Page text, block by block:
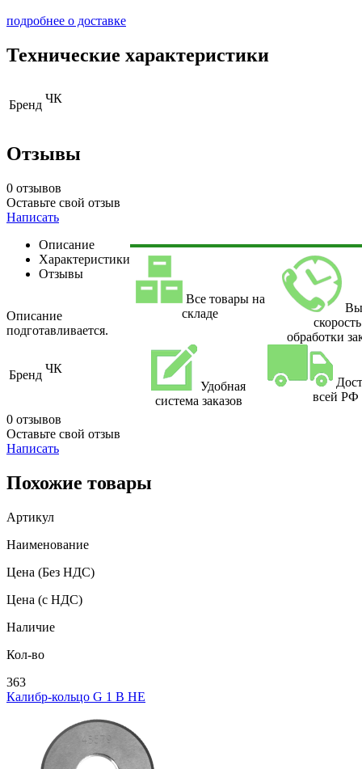
подробнее о доставке
Технические характеристики
Бренд ЧК
Отзывы
0 отзывов
Оставьте свой отзыв
Написать
Описание
Характеристики
Отзывы
Описание
подготавливается.
Бренд ЧК
0 отзывов
Оставьте свой отзыв
Написать
Все товары на
складе
скорость
обработки
Удобная
система заказов
всей РФ
Похожие товары
Артикул
Наименование
Цена (Без НДС)
Цена (с НДС)
Наличие
Кол-во
363
Калибр-кольцо G 1 В НЕ